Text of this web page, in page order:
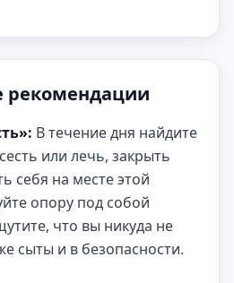
рекомендации
В течение дня найдите
или лечь, закрыть
себя на месте этой
опору под собой
что вы никуда не
сыты и в безопасности.